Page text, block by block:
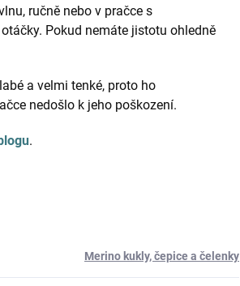
ručně nebo v pračce s
Pokud nemáte jistotu ohledně
a velmi tenké, proto ho
nedošlo k jeho poškození.
.
Merino kukly, čepice a čelenky